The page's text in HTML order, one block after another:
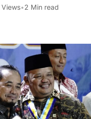
Views•2 Min read